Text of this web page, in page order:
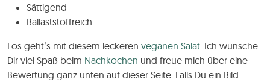
Sättigend
Ballaststoffreich
Los geht’s mit diesem leckeren veganen Salat . Ich wünsche
Dir viel Spaß beim Nachkochen und freue mich über eine
Bewertung ganz unten auf dieser Seite. Falls Du ein Bild